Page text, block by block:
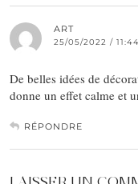
ART
25/05/2022 /
De belles idées de
donne un effet calme et
RÉPONDRE